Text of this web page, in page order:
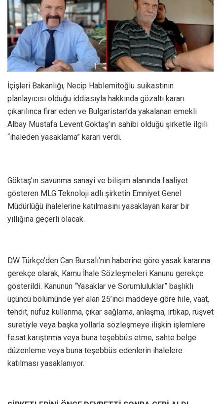
İçişleri Bakanlığı, Necip Hablemitoğlu suikastının
planlayıcısı olduğu iddiasıyla hakkında gözaltı kararı
çıkarılınca firar eden ve Bulgaristan’da yakalanan emekli
Albay Mustafa Levent Göktaş’ın sahibi olduğu şirketle ilgili
“ihaleden yasaklama” kararı verdi.
Göktaş’ın savunma sanayi ve bilişim alanında faaliyet
gösteren MLG Teknoloji adlı şirketin Emniyet Genel
Müdürlüğü ihalelerine katılmasını yasaklayan karar bir
yıllığına geçerli olacak.
DW Türkçe’den Can Bursalı’nın haberine göre yasak kararına
gerekçe olarak, Kamu İhale Sözleşmeleri Kanunu gerekçe
gösterildi. Kanunun “Yasaklar ve Sorumluluklar” başlıklı
üçüncü bölümünde yer alan 25’inci maddeye göre hile, vaat,
tehdit, nüfuz kullanma, çıkar sağlama, anlaşma, irtikap, rüşvet
suretiyle veya başka yollarla sözleşmeye ilişkin işlemlere
fesat karıştırma veya buna teşebbüs etme, sahte belge
düzenleme veya buna teşebbüs edenlerin ihalelere
katılması yasaklanıyor.